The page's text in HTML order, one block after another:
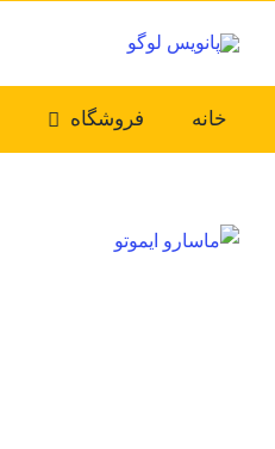
content
خانه فروشگاه